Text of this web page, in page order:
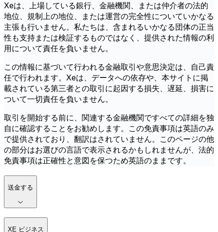
Xeは、上場している銀行、金融機関、または仲介者の法的
地位、規制上の地位、または運営の完全性についていかなる
主張も行いません。私たちは、含まれるいかなる団体の正当
性も支持または検証するものではなく、提供された情報の利
用について責任を負いません。
この情報に基づいて行われる金融取引や意思決定は、自己責
任で行われます。Xeは、データへの依存や、本サイトに掲
載されている第三者との取引に起因する損失、遅延、損害に
ついて一切責任を負いません。
取引を開始する前に、関連する金融機関ですべての詳細を独
自に確認することをお勧めします。この免責事項は英語のみ
で提供されており、翻訳はされていません。このページの他
の部分はお選びの言語で表示されるかもしれませんが、法的
免責事項は正確性と意図を保つため英語のままです。
送金する
XE ビジネス